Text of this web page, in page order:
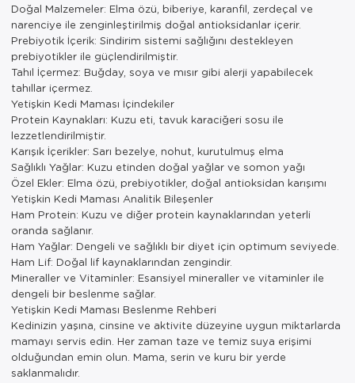
Doğal Malzemeler: Elma özü, biberiye, karanfil, zerdeçal ve
narenciye ile zenginleştirilmiş doğal antioksidanlar içerir.
Prebiyotik İçerik: Sindirim sistemi sağlığını destekleyen
prebiyotikler ile güçlendirilmiştir.
Tahıl İçermez: Buğday, soya ve mısır gibi alerji yapabilecek
tahıllar içermez.
Yetişkin Kedi Maması İçindekiler
Protein Kaynakları: Kuzu eti, tavuk karaciğeri sosu ile
lezzetlendirilmiştir.
Karışık İçerikler: Sarı bezelye, nohut, kurutulmuş elma
Sağlıklı Yağlar: Kuzu etinden doğal yağlar ve somon yağı
Özel Ekler: Elma özü, prebiyotikler, doğal antioksidan karışımı
Yetişkin Kedi Maması Analitik Bileşenler
Ham Protein: Kuzu ve diğer protein kaynaklarından yeterli
oranda sağlanır.
Ham Yağlar: Dengeli ve sağlıklı bir diyet için optimum seviyede.
Ham Lif: Doğal lif kaynaklarından zengindir.
Mineraller ve Vitaminler: Esansiyel mineraller ve vitaminler ile
dengeli bir beslenme sağlar.
Yetişkin Kedi Maması Beslenme Rehberi
Kedinizin yaşına, cinsine ve aktivite düzeyine uygun miktarlarda
mamayı servis edin. Her zaman taze ve temiz suya erişimi
olduğundan emin olun. Mama, serin ve kuru bir yerde
saklanmalıdır.